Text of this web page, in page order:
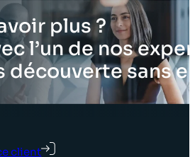
plus ?
l’un de nos
découverte sans
client